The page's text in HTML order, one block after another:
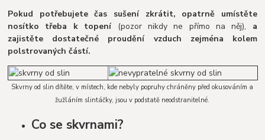
Pokud potřebujete čas sušení zkrátit, opatrně umístěte
nosítko třeba k topení(pozor nikdy ne přímo na něj), a
zajistěte dostatečné proudění vzduch zejména kolem
polstrovaných částí.
Skvrny od slin dítěte, v místech, kde nebyly popruhy chráněny před okusováním a
žužláním slintáčky, jsou v podstatě neodstranitelné.
Co se skvrnami?